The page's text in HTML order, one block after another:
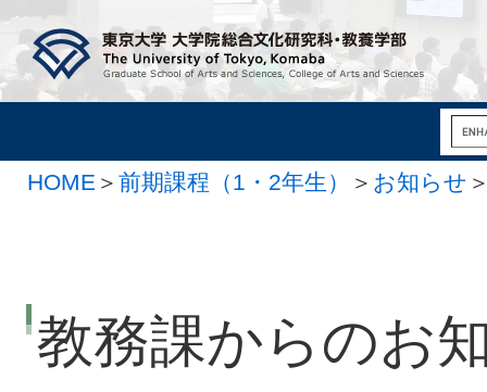
HOME ＞ 前期課程（1・2年生） ＞ お知らせ
教務課からのお